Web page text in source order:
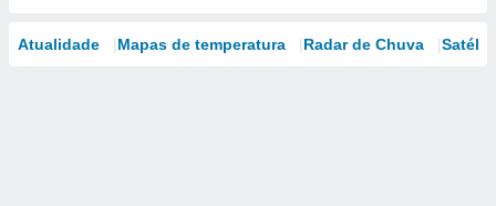
Atualidade Mapas de temperatura Radar de Chuva